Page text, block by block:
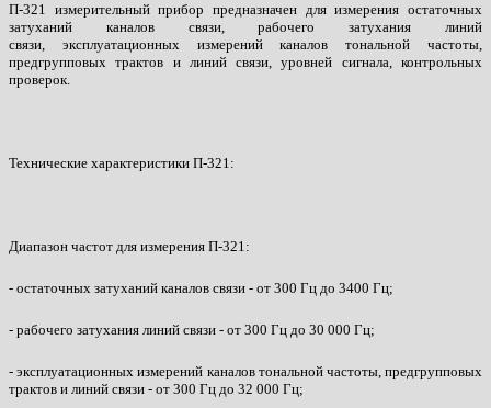
П-321 измерительный прибор предназначен для измерения остаточных
затуханий каналов связи, рабочего затухания линий
связи, эксплуатационных измерений каналов тональной частоты,
предгрупповых трактов и линий связи, уровней сигнала, контрольных
проверок.
Технические характеристики П-321:
Диапазон частот для измерения П-321:
- остаточных затуханий каналов связи - от 300 Гц до 3400 Гц;
- рабочего затухания линий связи - от 300 Гц до 30 000 Гц;
- эксплуатационных измерений каналов тональной частоты, предгрупповых
трактов и линий связи - от 300 Гц до 32 000 Гц;